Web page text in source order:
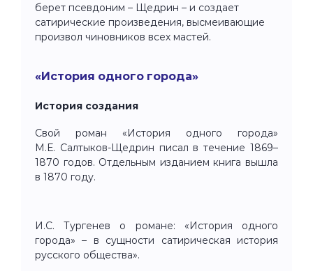
берет псевдоним – Щедрин – и создает
сатирические произведения, высмеивающие
произвол чиновников всех мастей.
«История одного города»
История создания
Свой роман «История одного города»
М.Е. Салтыков-Щедрин писал в течение 1869–
1870 годов. Отдельным изданием книга вышла
в 1870 году.
И.С. Тургенев о романе: «История одного
города» – в сущности сатирическая история
русского общества».